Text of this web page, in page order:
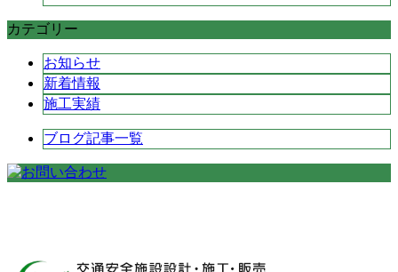
カテゴリー
お知らせ
新着情報
施工実績
ブログ記事一覧